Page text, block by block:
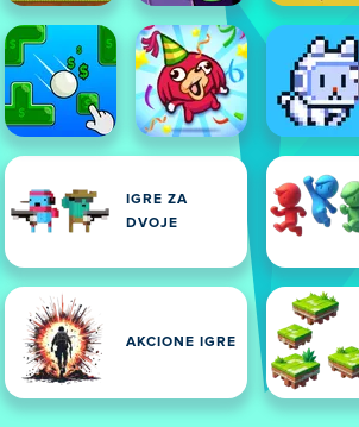
IGRE ZA
DVOJE
AKCIONE IGRE